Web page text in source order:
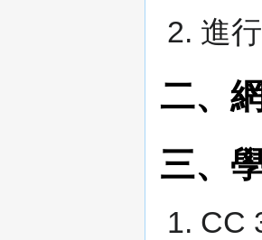
進
二、
三、
CC